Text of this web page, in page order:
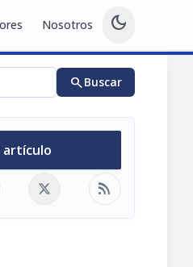
Nosotros dark_mode
searchBuscar
artículo
rss_feed